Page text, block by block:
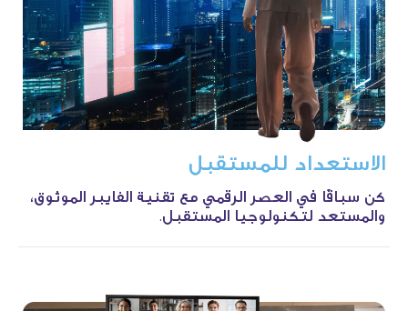
الاستعداد للمستقبل
كن سباقًا في العصر الرقمي مع تقنية الفايبر الموثوق،
والمستعد لتكنولوجيا المستقبل.